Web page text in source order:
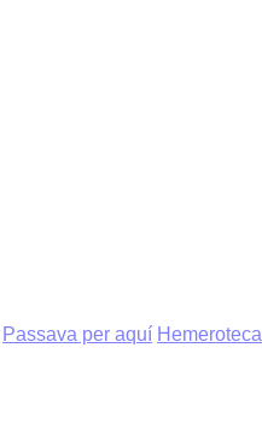
Passava per aquí Hemeroteca